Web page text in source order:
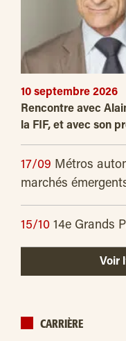
10 septembre 2026
Rencontre avec
la FIF, et avec son
17/09 Métros
marchés
15/10 14e Grands
Voir
CARRIÈRE